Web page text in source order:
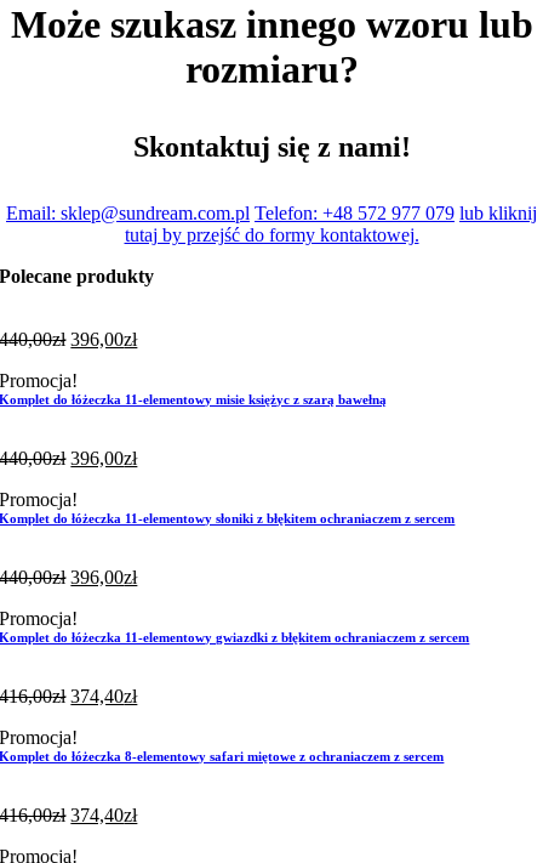
Może szukasz innego wzoru lub
rozmiaru?
Skontaktuj się z nami!
Email: sklep@sundream.com.pl Telefon: +48 572 977 079 lub kliknij
tutaj by przejść do formy kontaktowej.
Polecane produkty
440,00zł 396,00zł
Promocja!
Komplet do łóżeczka 11-elementowy misie księżyc z szarą bawełną
440,00zł 396,00zł
Promocja!
Komplet do łóżeczka 11-elementowy słoniki z błękitem ochraniaczem z sercem
440,00zł 396,00zł
Promocja!
Komplet do łóżeczka 11-elementowy gwiazdki z błękitem ochraniaczem z sercem
416,00zł 374,40zł
Promocja!
Komplet do łóżeczka 8-elementowy safari miętowe z ochraniaczem z sercem
416,00zł 374,40zł
Promocja!